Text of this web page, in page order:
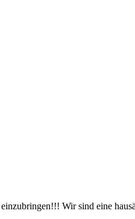
Wir sind eine